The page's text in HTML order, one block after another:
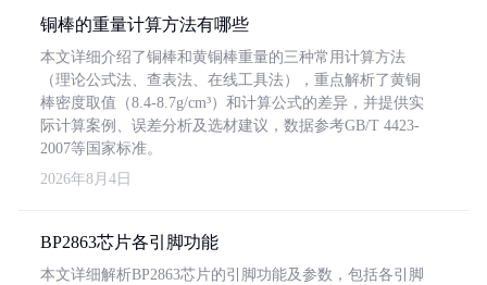
铜棒的重量计算方法有哪些
本文详细介绍了铜棒和黄铜棒重量的三种常用计算方法
（理论公式法、查表法、在线工具法），重点解析了黄铜
棒密度取值（8.4-8.7g/cm³）和计算公式的差异，并提供实
际计算案例、误差分析及选材建议，数据参考GB/T 4423-
2007等国家标准。
2026年8月4日
BP2863芯片各引脚功能
本文详细解析BP2863芯片的引脚功能及参数，包括各引脚